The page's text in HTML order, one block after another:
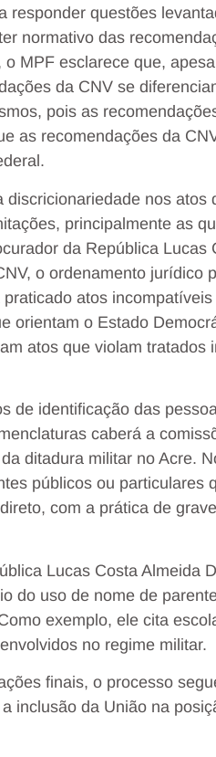
responder questões
normativo das
MPF esclarece que,
da CNV se
pois as
as recomendações da
discricionariedade nos
principalmente as
da República Lucas
o ordenamento jurídico
atos
orientam o Estado
atos que violam tratados
de identificação das
caberá a
ditadura militar no Acre.
públicos ou particulares
com a prática de
Lucas Costa Almeida
do uso de nome de
exemplo, ele cita
no regime militar.
finais, o processo
inclusão da União na